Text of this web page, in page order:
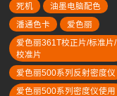
死机
油墨电脑配色
潘通色卡
爱色丽
爱色丽361T校正片/标准片/
校准片
爱色丽500系列反射密度仪
爱色丽500系列密度仪使用